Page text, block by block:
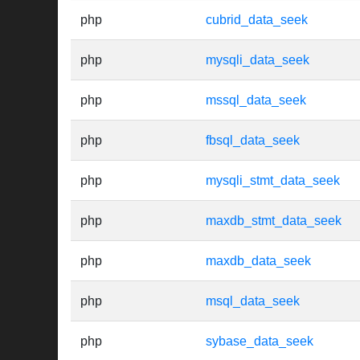
php cubrid_data_seek
php mysqli_data_seek
php mssql_data_seek
php fbsql_data_seek
php mysqli_stmt_data_seek
php maxdb_stmt_data_seek
php maxdb_data_seek
php msql_data_seek
php sybase_data_seek